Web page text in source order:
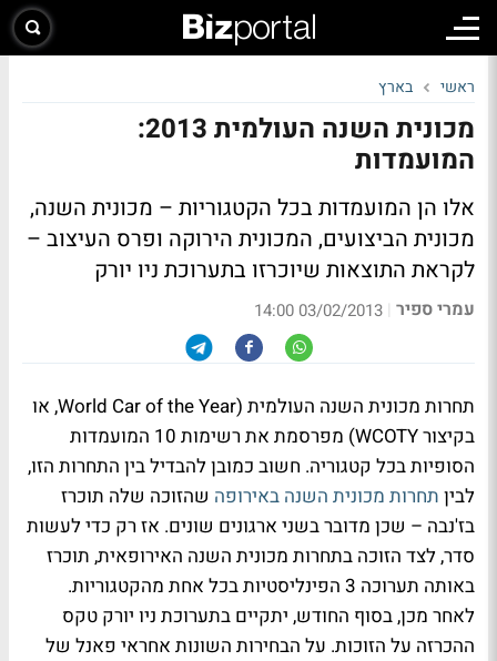
ראשי בארץ
מכונית השנה העולמית 2013:
המועמדות
אלו הן המועמדות בכל הקטגוריות – מכונית השנה,
מכונית הביצועים, המכונית הירוקה ופרס העיצוב –
לקראת התוצאות שיוכרזו בתערוכת ניו יורק
עמרי ספיר |
03/02/2013 14:00
תחרות מכונית השנה העולמית (World Car of the Year, או
בקיצור WCOTY) מפרסמת את רשימות 10 המועמדות
הסופיות בכל קטגוריה. חשוב כמובן להבדיל בין התחרות הזו,
לבין תחרות מכונית השנה באירופה שהזוכה שלה תוכרז
בז'נבה – שכן מדובר בשני ארגונים שונים. אז רק כדי לעשות
סדר, לצד הזוכה בתחרות מכונית השנה האירופאית, תוכרז
באותה תערוכה 3 הפינליסטיות בכל אחת מהקטגוריות.
לאחר מכן, בסוף החודש, יתקיים בתערוכת ניו יורק טקס
ההכרזה על הזוכות. על הבחירות השונות אחראי פאנל של